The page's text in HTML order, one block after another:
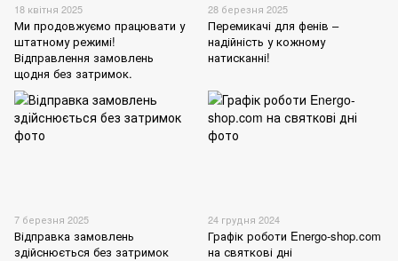
18 квітня 2025
Ми продовжуємо працювати у
штатному режимі!
Відправлення замовлень
щодня без затримок.
28 березня 2025
Перемикачі для фенів –
надійність у кожному
натисканні!
7 березня 2025
Відправка замовлень
здійснюється без затримок
24 грудня 2024
Графік роботи Energo-shop.com
на святкові дні